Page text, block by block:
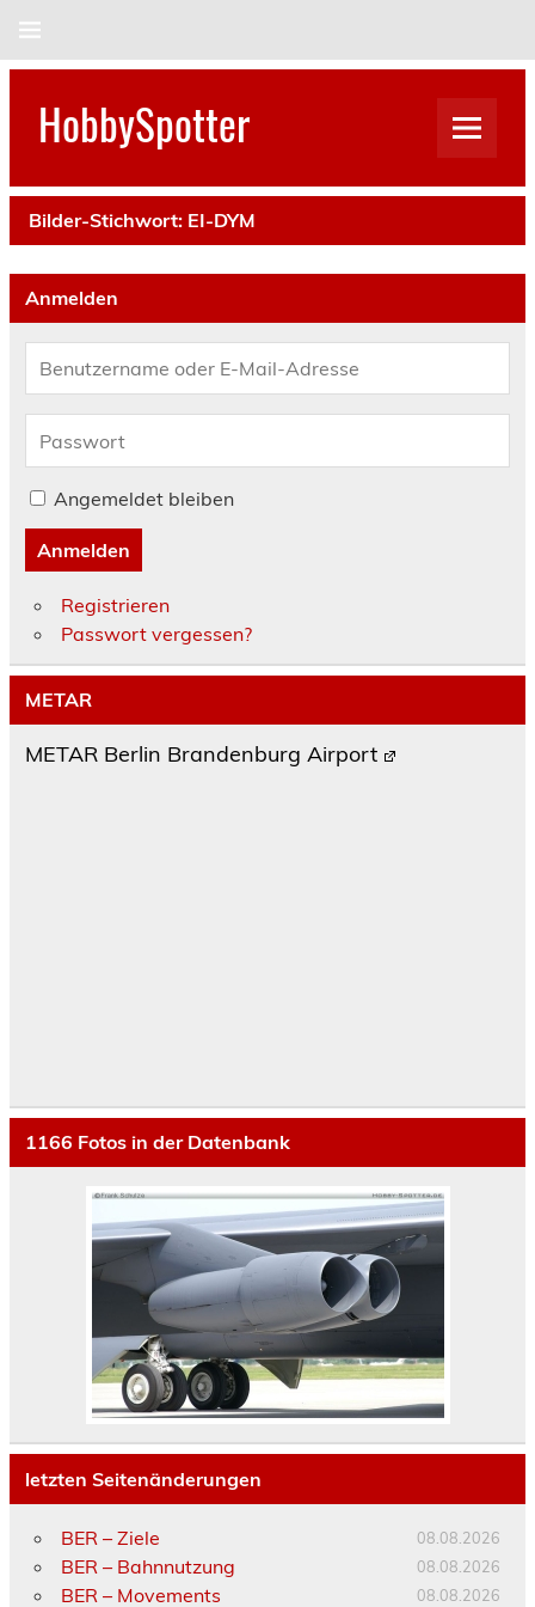
HobbySpotter
Bilder-Stichwort: EI-DYM
Anmelden
Angemeldet bleiben
Anmelden
Registrieren
Passwort vergessen?
METAR
METAR Berlin Brandenburg Airport
1166 Fotos in der Datenbank
letzten Seitenänderungen
BER – Ziele 08.08.2026
BER – Bahnnutzung 08.08.2026
BER – Movements 08.08.2026